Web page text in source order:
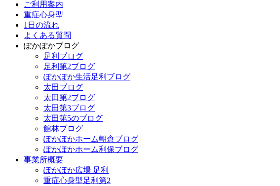
ご利用案内
重症心身型
1日の流れ
よくある質問
ぽかぽかブログ
足利ブログ
足利第2ブログ
ぽかぽか生活足利ブログ
太田ブログ
太田第2ブログ
太田第3ブログ
太田第5のブログ
館林ブログ
ぽかぽかホーム朝倉ブログ
ぽかぽかホーム利保ブログ
事業所概要
ぽかぽか広場 足利
重症心身型足利第2